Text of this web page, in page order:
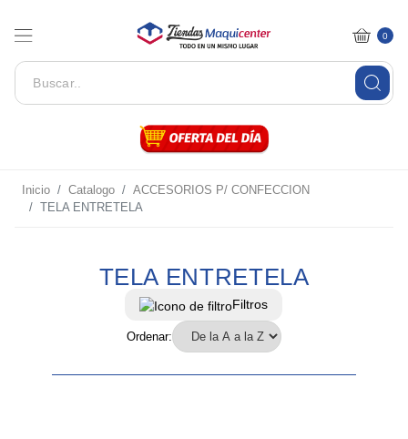
0
Inicio Catalogo
ACCESORIOS P/ CONFECCION
TELA ENTRETELA
TELA ENTRETELA
Filtros
Ordenar: